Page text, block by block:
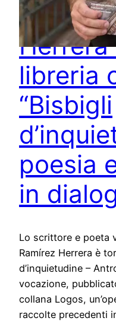
Reniel
libreria
“Bisbigli
poesia
in
Lo scrittore e poeta
Ramírez Herrera è
d’inquietudine –
vocazione,
collana Logos,
raccolte precedenti